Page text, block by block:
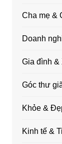
Cha mẹ &
Doanh
Gia đình &
Góc thư
Khỏe &
Kinh tế &